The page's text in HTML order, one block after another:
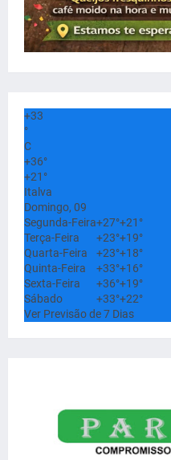
+33
°
C
+36°
+21°
Italva
Domingo, 09
Segunda-Feira+27°+21°
Terça-Feira
+23°+19°
Quarta-Feira
+23°+18°
Quinta-Feira
+33°+16°
Sexta-Feira
+36°+19°
Sábado
+33°+22°
Ver Previsão de 7 Dias